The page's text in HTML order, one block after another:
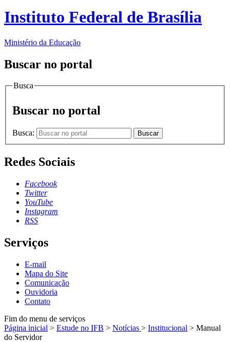
Instituto Federal de Brasília
Ministério da Educação
Buscar no portal
Busca
Buscar no portal
Busca: Buscar
Redes Sociais
Facebook
Twitter
YouTube
Instagram
RSS
Serviços
E-mail
Mapa do Site
Comunicação
Ouvidoria
Contato
Fim do menu de serviços
Página inicial > Estude no IFB > Notícias > Institucional > Manual
do Servidor